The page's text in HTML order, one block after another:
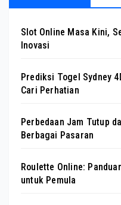
Slot Online Masa Kini,
Inovasi
Prediksi Togel Sydney
Cari Perhatian
Perbedaan Jam Tutup
Berbagai Pasaran
Roulette Online:
untuk Pemula